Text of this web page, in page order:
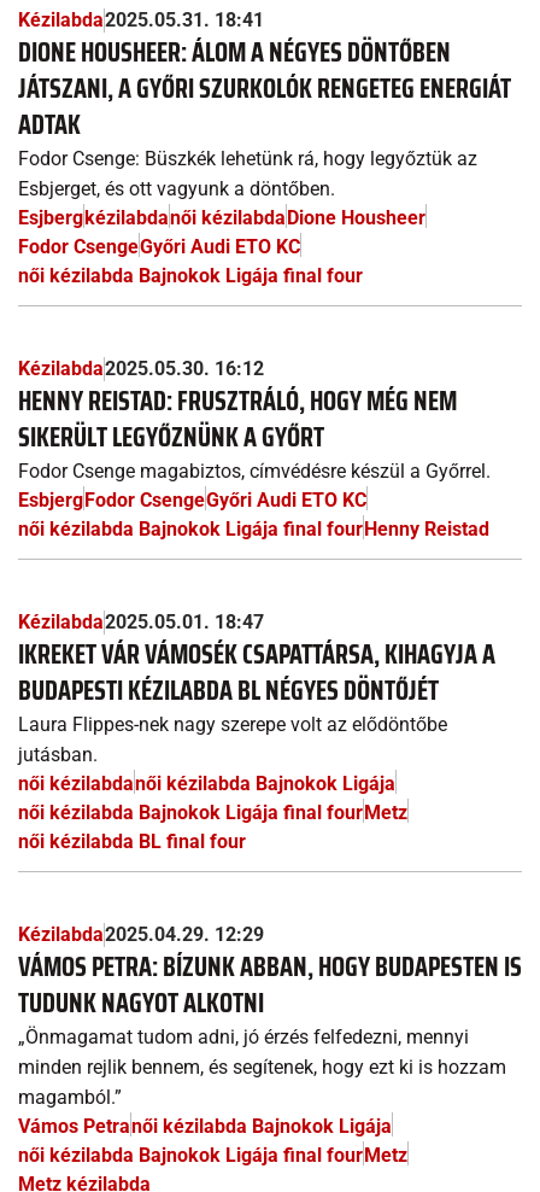
Kézilabda2025.05.31. 18:41
DIONE HOUSHEER: ÁLOM A NÉGYES DÖNTŐBEN
JÁTSZANI, A GYŐRI SZURKOLÓK RENGETEG ENERGIÁT
ADTAK
Fodor Csenge: Büszkék lehetünk rá, hogy legyőztük az
Esbjerget, és ott vagyunk a döntőben.
Esjbergkézilabdanői kézilabdaDione Housheer
Fodor CsengeGyőri Audi ETO KC
női kézilabda Bajnokok Ligája final four
Kézilabda2025.05.30. 16:12
HENNY REISTAD: FRUSZTRÁLÓ, HOGY MÉG NEM
SIKERÜLT LEGYŐZNÜNK A GYŐRT
Fodor Csenge magabiztos, címvédésre készül a Győrrel.
EsbjergFodor CsengeGyőri Audi ETO KC
női kézilabda Bajnokok Ligája final fourHenny Reistad
Kézilabda2025.05.01. 18:47
IKREKET VÁR VÁMOSÉK CSAPATTÁRSA, KIHAGYJA A
BUDAPESTI KÉZILABDA BL NÉGYES DÖNTŐJÉT
Laura Flippes-nek nagy szerepe volt az elődöntőbe
jutásban.
női kézilabdanői kézilabda Bajnokok Ligája
női kézilabda Bajnokok Ligája final fourMetz
női kézilabda BL final four
Kézilabda2025.04.29. 12:29
VÁMOS PETRA: BÍZUNK ABBAN, HOGY BUDAPESTEN IS
TUDUNK NAGYOT ALKOTNI
„Önmagamat tudom adni, jó érzés felfedezni, mennyi
minden rejlik bennem, és segítenek, hogy ezt ki is hozzam
magamból.”
Vámos Petranői kézilabda Bajnokok Ligája
női kézilabda Bajnokok Ligája final fourMetz
Metz kézilabda